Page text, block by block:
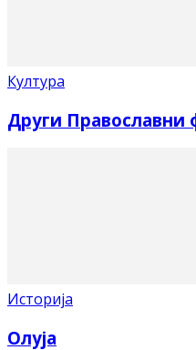
Култура
Други Православни
Историја
Олуја